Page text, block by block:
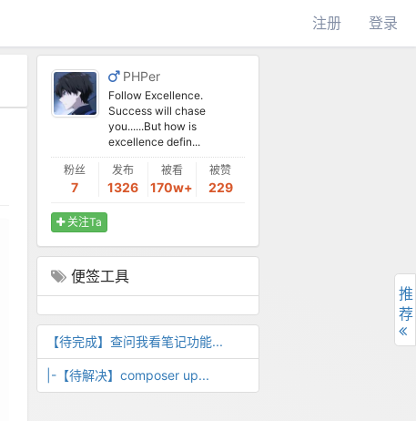
注册 登录
PHPer
Follow Excellence.
Success will chase
you......But how is
excellence defin...
粉丝
7
发布
1326
被看
170w+
被赞
229
关注Ta
便签工具
【待完成】查问我看笔记功能...
|-【待解决】composer up...
推
荐